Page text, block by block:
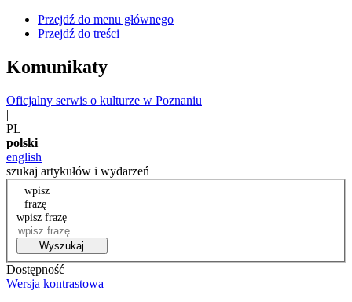
Przejdź do menu głównego
Przejdź do treści
Komunikaty
Oficjalny serwis o kulturze w Poznaniu
|
PL
polski
english
szukaj artykułów i wydarzeń
wpisz
frazę
wpisz frazę
Wyszukaj
Dostępność
Wersja kontrastowa